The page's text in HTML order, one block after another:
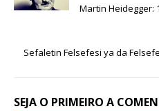
Martin Heidegger:
Sefaletin Felsefesi ya da
SEJA O PRIMEIRO A